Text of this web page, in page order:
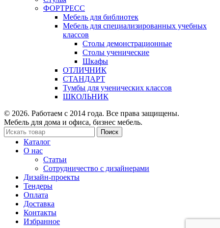
ФОРТРЕСС
Мебель для библиотек
Мебель для специализированных учебных
классов
Столы демонстрационные
Столы ученические
Шкафы
ОТЛИЧНИК
СТАНДАРТ
Тумбы для ученических классов
ШКОЛЬНИК
© 2026. Работаем с 2014 года. Все права защищены.
Мебель для дома и офиса, бизнес мебель.
Поиск
Каталог
О нас
Статьи
Сотрудничество с дизайнерами
Дизайн-проекты
Тендеры
Оплата
Доставка
Контакты
Избранное